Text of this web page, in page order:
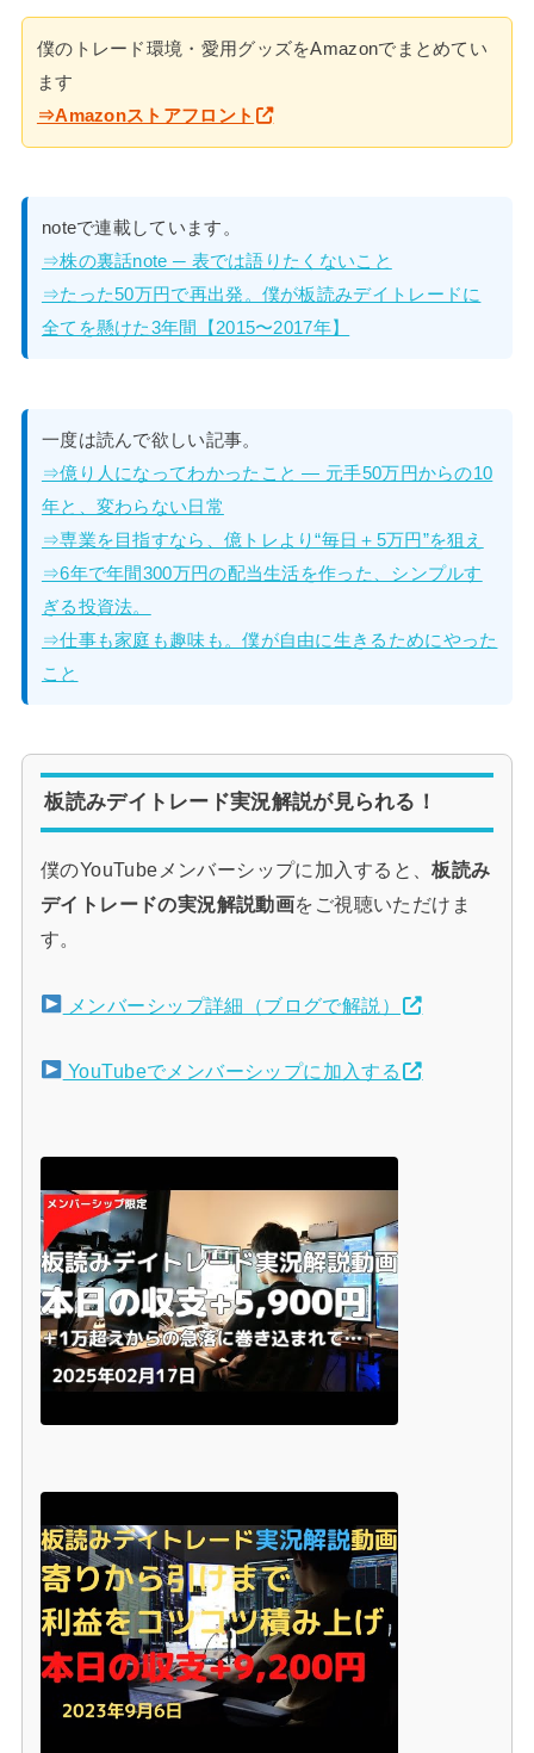
僕のトレード環境・愛用グッズをAmazonでまとめてい
ます
⇒Amazonストアフロント
noteで連載しています。
⇒株の裏話note ─ 表では語りたくないこと
⇒たった50万円で再出発。僕が板読みデイトレードに
全てを懸けた3年間【2015〜2017年】
一度は読んで欲しい記事。
⇒億り人になってわかったこと — 元手50万円からの10
年と、変わらない日常
⇒専業を目指すなら、億トレより“毎日＋5万円”を狙え
⇒6年で年間300万円の配当生活を作った、シンプルす
ぎる投資法。
⇒仕事も家庭も趣味も。僕が自由に生きるためにやった
こと
板読みデイトレード実況解説が見られる！
僕のYouTubeメンバーシップに加入すると、板読み
デイトレードの実況解説動画をご視聴いただけま
す。
メンバーシップ詳細（ブログで解説）
YouTubeでメンバーシップに加入する